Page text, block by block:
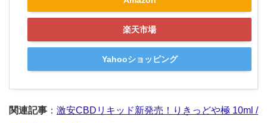
楽天市場
Yahooショッピング
関連記事 ： 激安CBDリキッド新発売！りきっどや極 10ml /